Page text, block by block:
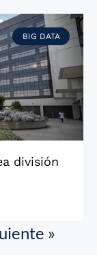
BIG DATA
división
»